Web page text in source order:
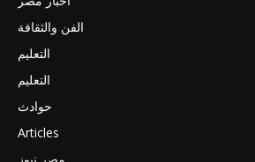
الفن والثقافة
التعليم
التعليم
حوادث
Articles
مصر نيوز